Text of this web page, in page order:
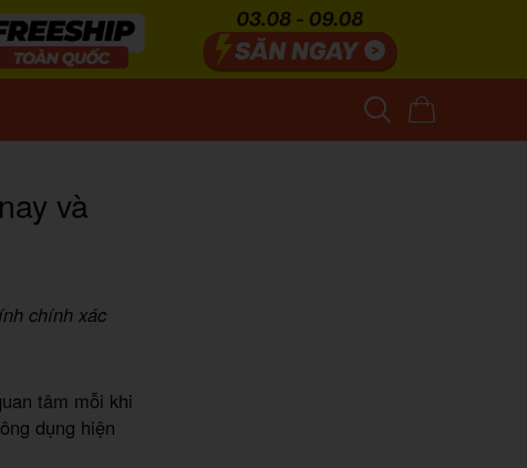
và
chính xác
tâm mỗi khi
dụng hiện